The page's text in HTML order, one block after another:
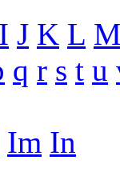
I J K L
q r s t u
Im In